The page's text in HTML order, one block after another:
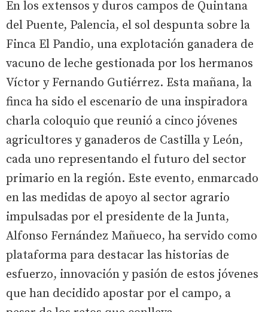
En los extensos y duros campos de Quintana
del Puente, Palencia, el sol despunta sobre la
Finca El Pandio, una explotación ganadera de
vacuno de leche gestionada por los hermanos
Víctor y Fernando Gutiérrez. Esta mañana, la
finca ha sido el escenario de una inspiradora
charla coloquio que reunió a cinco jóvenes
agricultores y ganaderos de Castilla y León,
cada uno representando el futuro del sector
primario en la región. Este evento, enmarcado
en las medidas de apoyo al sector agrario
impulsadas por el presidente de la Junta,
Alfonso Fernández Mañueco, ha servido como
plataforma para destacar las historias de
esfuerzo, innovación y pasión de estos jóvenes
que han decidido apostar por el campo, a